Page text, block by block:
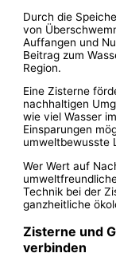
Durch die
von
Auffangen und
Beitrag zum
Region.
Eine Zisterne
nachhaltigen
wie viel Wasser
Einsparungen
umweltbewusste
Wer Wert auf
Technik bei der
ganzheitliche
Zisterne und
verbinden